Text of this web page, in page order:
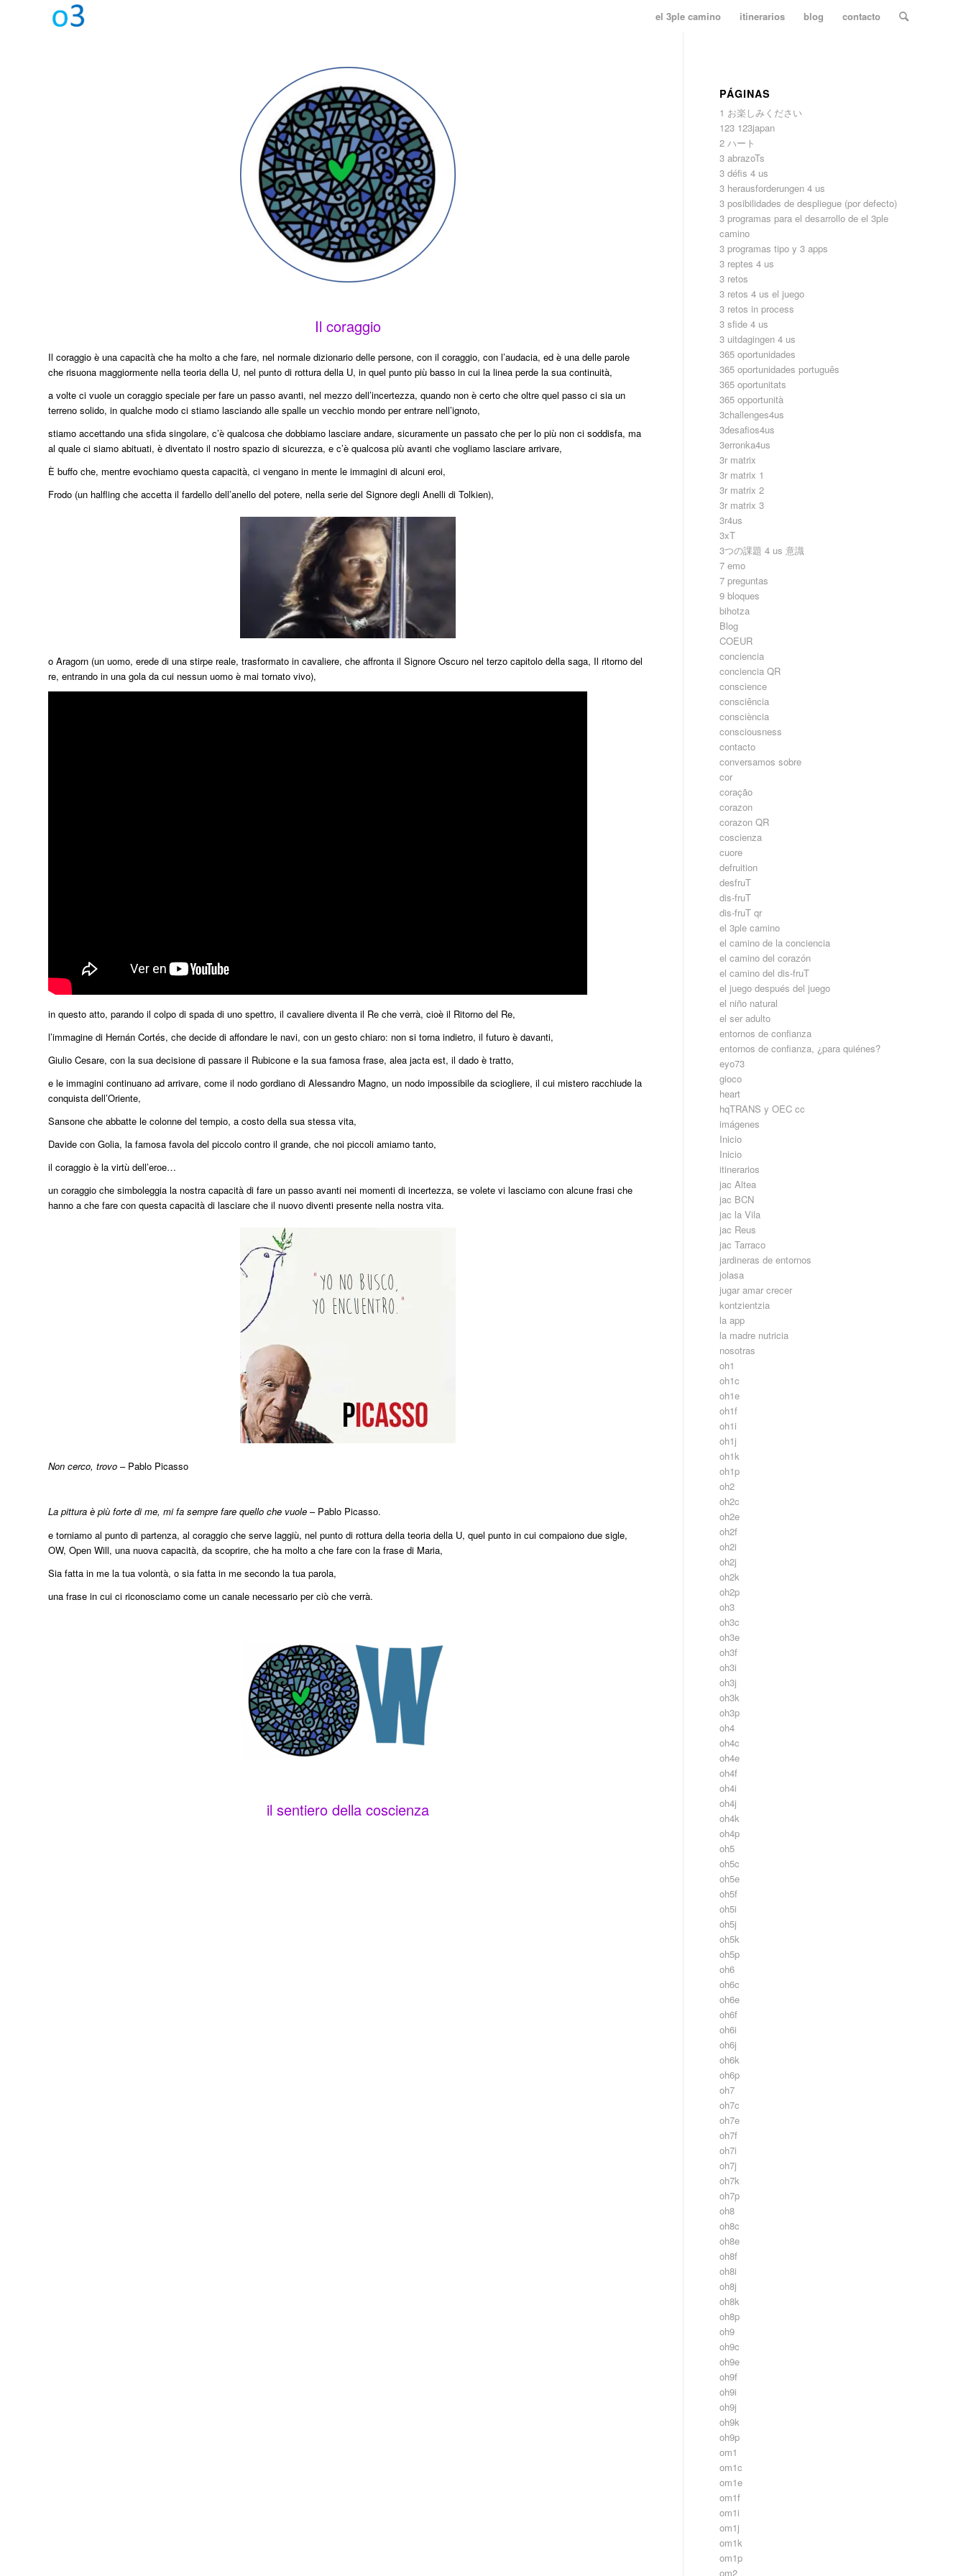
el 3ple camino itinerarios blog contacto
Il coraggio
Il coraggio è una capacità che ha molto a che fare, nel normale dizionario delle persone, con il coraggio, con l’audacia, ed è una delle parole
che risuona maggiormente nella teoria della U, nel punto di rottura della U, in quel punto più basso in cui la linea perde la sua continuità,
a volte ci vuole un coraggio speciale per fare un passo avanti, nel mezzo dell’incertezza, quando non è certo che oltre quel passo ci sia un
terreno solido, in qualche modo ci stiamo lasciando alle spalle un vecchio mondo per entrare nell’ignoto,
stiamo accettando una sfida singolare, c’è qualcosa che dobbiamo lasciare andare, sicuramente un passato che per lo più non ci soddisfa, ma
al quale ci siamo abituati, è diventato il nostro spazio di sicurezza, e c’è qualcosa più avanti che vogliamo lasciare arrivare,
È buffo che, mentre evochiamo questa capacità, ci vengano in mente le immagini di alcuni eroi,
Frodo (un halfling che accetta il fardello dell’anello del potere, nella serie del Signore degli Anelli di Tolkien),
o Aragorn (un uomo, erede di una stirpe reale, trasformato in cavaliere, che affronta il Signore Oscuro nel terzo capitolo della saga, Il ritorno del
re, entrando in una gola da cui nessun uomo è mai tornato vivo),
in questo atto, parando il colpo di spada di uno spettro, il cavaliere diventa il Re che verrà, cioè il Ritorno del Re,
l’immagine di Hernán Cortés, che decide di affondare le navi, con un gesto chiaro: non si torna indietro, il futuro è davanti,
Giulio Cesare, con la sua decisione di passare il Rubicone e la sua famosa frase, alea jacta est, il dado è tratto,
e le immagini continuano ad arrivare, come il nodo gordiano di Alessandro Magno, un nodo impossibile da sciogliere, il cui mistero racchiude la
conquista dell’Oriente,
Sansone che abbatte le colonne del tempio, a costo della sua stessa vita,
Davide con Golia, la famosa favola del piccolo contro il grande, che noi piccoli amiamo tanto,
il coraggio è la virtù dell’eroe…
un coraggio che simboleggia la nostra capacità di fare un passo avanti nei momenti di incertezza, se volete vi lasciamo con alcune frasi che
hanno a che fare con questa capacità di lasciare che il nuovo diventi presente nella nostra vita.
Non cerco, trovo – Pablo Picasso
La pittura è più forte di me, mi fa sempre fare quello che vuole – Pablo Picasso.
e torniamo al punto di partenza, al coraggio che serve laggiù, nel punto di rottura della teoria della U, quel punto in cui compaiono due sigle,
OW, Open Will, una nuova capacità, da scoprire, che ha molto a che fare con la frase di Maria,
Sia fatta in me la tua volontà, o sia fatta in me secondo la tua parola,
una frase in cui ci riconosciamo come un canale necessario per ciò che verrà.
il sentiero della coscienza
PÁGINAS
1 お楽しみください
123 123japan
2 ハート
3 abrazoTs
3 défis 4 us
3 herausforderungen 4 us
3 posibilidades de despliegue (por defecto)
3 programas para el desarrollo de el 3ple
camino
3 programas tipo y 3 apps
3 reptes 4 us
3 retos
3 retos 4 us el juego
3 retos in process
3 sfide 4 us
3 uitdagingen 4 us
365 oportunidades
365 oportunidades português
365 oportunitats
365 opportunità
3challenges4us
3desafios4us
3erronka4us
3r matrix
3r matrix 1
3r matrix 2
3r matrix 3
3r4us
3xT
3つの課題 4 us 意識
7 emo
7 preguntas
9 bloques
bihotza
Blog
COEUR
conciencia
conciencia QR
conscience
consciência
consciència
consciousness
contacto
conversamos sobre
cor
coração
corazon
corazon QR
coscienza
cuore
defruition
desfruT
dis-fruT
dis-fruT qr
el 3ple camino
el camino de la conciencia
el camino del corazón
el camino del dis-fruT
el juego después del juego
el niño natural
el ser adulto
entornos de confianza
entornos de confianza, ¿para quiénes?
eyo73
gioco
heart
hqTRANS y OEC cc
imágenes
Inicio
Inicio
itinerarios
jac Altea
jac BCN
jac la Vila
jac Reus
jac Tarraco
jardineras de entornos
jolasa
jugar amar crecer
kontzientzia
la app
la madre nutricia
nosotras
oh1
oh1c
oh1e
oh1f
oh1i
oh1j
oh1k
oh1p
oh2
oh2c
oh2e
oh2f
oh2i
oh2j
oh2k
oh2p
oh3
oh3c
oh3e
oh3f
oh3i
oh3j
oh3k
oh3p
oh4
oh4c
oh4e
oh4f
oh4i
oh4j
oh4k
oh4p
oh5
oh5c
oh5e
oh5f
oh5i
oh5j
oh5k
oh5p
oh6
oh6c
oh6e
oh6f
oh6i
oh6j
oh6k
oh6p
oh7
oh7c
oh7e
oh7f
oh7i
oh7j
oh7k
oh7p
oh8
oh8c
oh8e
oh8f
oh8i
oh8j
oh8k
oh8p
oh9
oh9c
oh9e
oh9f
oh9i
oh9j
oh9k
oh9p
om1
om1c
om1e
om1f
om1i
om1j
om1k
om1p
om2